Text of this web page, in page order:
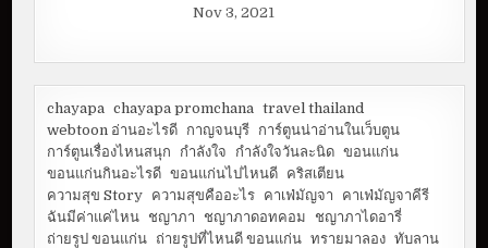
Nov 3, 2021
chayapa chayapa promchana
travel thailand
webtoon อ่านอะไรดี กาญจนบุรี การ์ตูนน่าอ่านในเว็บตูน
การ์ตูนเรื่องไหนสนุก
กำลังใจ กำลังใจวันละนิด ขอนแก่น
ขอนแก่นกินอะไรดี ขอนแก่นไปไหนดี คริสเตียน
ความสุข Story ความสุขคืออะไร คาเฟ่มัญจา
คาเฟ่มัญจาคีรี
ฉันมีค่าแค่ไหน ชญาภา ชญาภาดอทคอม
ชญาภาไดอารี่
ถ่ายรูป ขอนแก่น ถ่ายรูปที่ไหนดี ขอนแก่น ทรายมาลอง ทับลาน